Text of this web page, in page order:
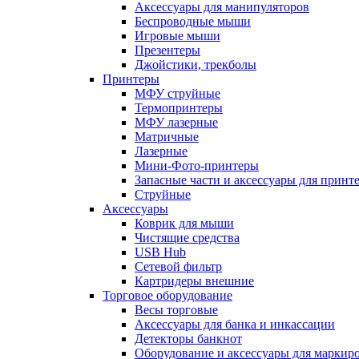
Аксессуары для манипуляторов
Беспроводные мыши
Игровые мыши
Презентеры
Джойстики, трекболы
Принтеры
МФУ струйные
Термопринтеры
МФУ лазерные
Матричные
Лазерные
Мини-Фото-принтеры
Запасные части и аксессуары для
Струйные
Аксессуары
Коврик для мыши
Чистящие средства
USB Hub
Сетевой фильтр
Картридеры внешние
Торговое оборудование
Весы торговые
Аксессуары для банка и инкассации
Детекторы банкнот
Оборудование и аксессуары для